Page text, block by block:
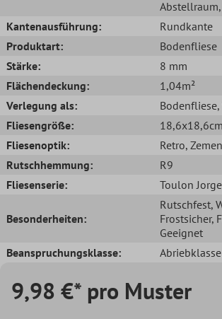
Abstellraum
Kantenausführung:
Rundkante
Produktart:
Bodenfliese
Stärke:
8 mm
Flächendeckung:
1,04m²
Verlegung als:
Bodenfliese
Fliesengröße:
18,6x18,6cm
Fliesenoptik:
Retro,
Rutschhemmung:
R9
Fliesenserie:
Toulon Jorge
Besonderheiten:
Rutschfest,
Frostsicher,
Geeignet
Beanspruchungsklasse:
9,98 €* pro Muster